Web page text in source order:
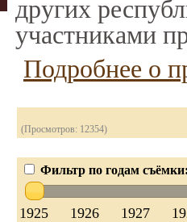
других
участниками
Подробнее о
(Просмотров: 12354)
Фильтр по годам
1925 1926 1927